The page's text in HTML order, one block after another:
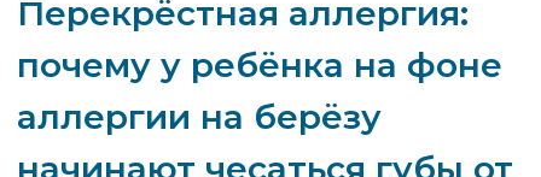
начинают чесаться губы от
яблок
занимается аллерголог-иммунолог